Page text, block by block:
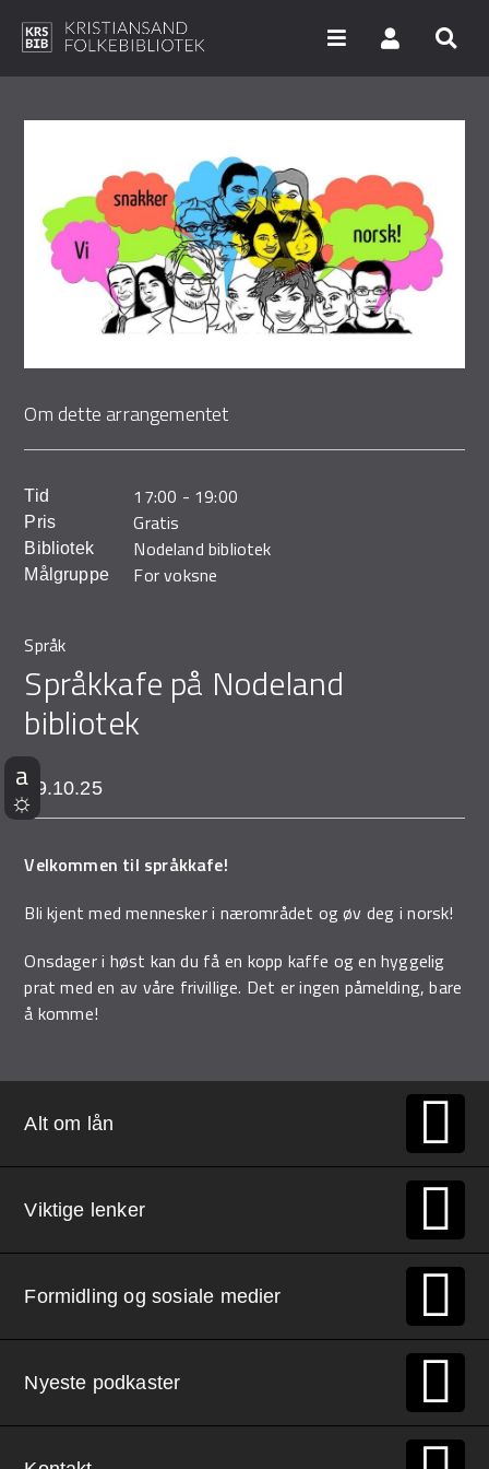
Arrangementer
Bibliotekene
Nyheter
Digitale tjenester
Vi tilbyr
Demo Rona
Om dette arrangementet
Tid 17:00 - 19:00
Pris Gratis
Bibliotek Nodeland bibliotek
Målgruppe For voksne
Språk
Språkkafe på Nodeland
bibliotek
29.10.25
Velkommen til språkkafe!
Bli kjent med mennesker i nærområdet og øv deg i norsk!
Onsdager i høst kan du få en kopp kaffe og en hyggelig
prat med en av våre frivillige. Det er ingen påmelding, bare
å komme!
Alt om lån
Viktige lenker
Formidling og sosiale medier
Nyeste podkaster